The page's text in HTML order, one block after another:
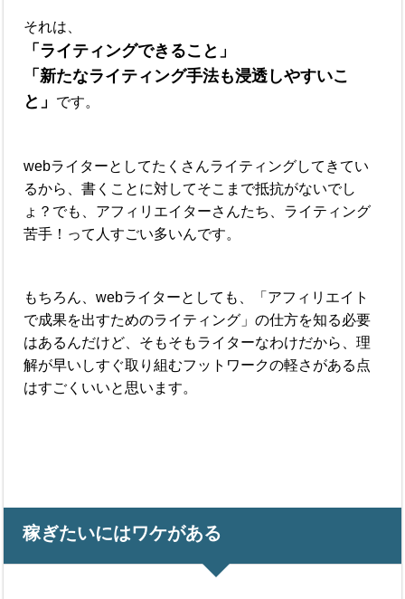
それは、
「ライティングできること」
「新たなライティング手法も浸透しやすいこ
と」
です。
webライターとしてたくさんライティングしてきてい
るから、書くことに対してそこまで抵抗がないでし
ょ？でも、アフィリエイターさんたち、ライティング
苦手！って人すごい多いんです。
もちろん、webライターとしても、「アフィリエイト
で成果を出すためのライティング」の仕方を知る必要
はあるんだけど、そもそもライターなわけだから、理
解が早いしすぐ取り組むフットワークの軽さがある点
はすごくいいと思います。
稼ぎたいにはワケがある